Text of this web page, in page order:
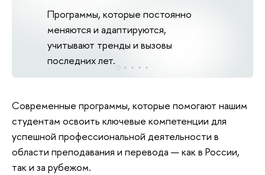
Программы, которые постоянно
меняются и адаптируются,
учитывают тренды и вызовы
последних лет.
Современные программы, которые помогают нашим
студентам освоить ключевые компетенции для
успешной профессиональной деятельности в
области преподавания и перевода — как в России,
так и за рубежом.